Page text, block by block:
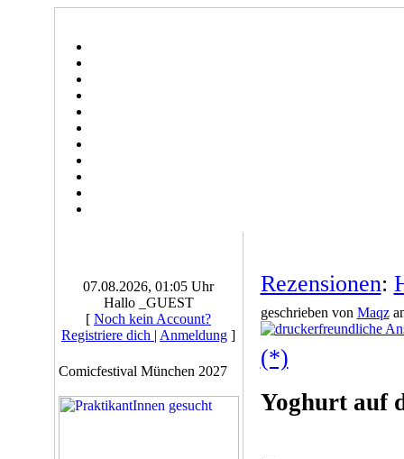
07.08.2026, 01:05 Uhr
Hallo _GUEST
[ Noch kein Account?
Registriere dich | Anmeldung ]
Comicfestival München 2027
Rezensionen:
geschrieben von Maqz
(*)
Yoghurt auf